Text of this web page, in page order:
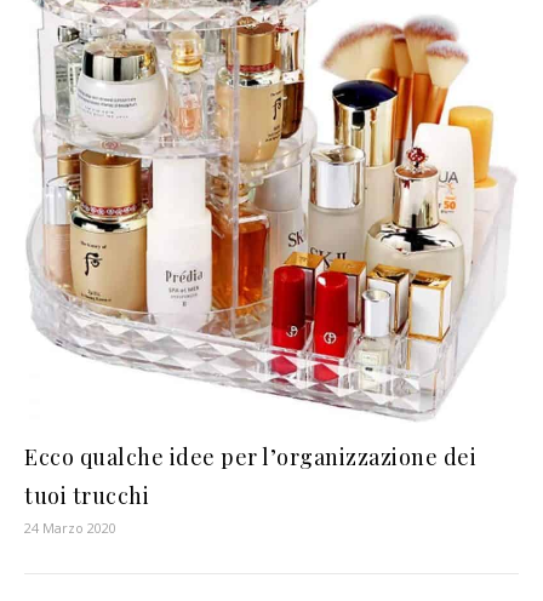
Ecco qualche idee per l’organizzazione dei
tuoi trucchi
24 Marzo 2020